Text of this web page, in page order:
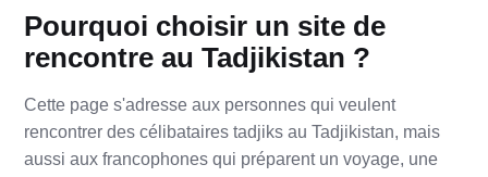
Pourquoi choisir un site de
rencontre au Tadjikistan ?
Cette page s'adresse aux personnes qui veulent
rencontrer des célibataires tadjiks au Tadjikistan, mais
aussi aux francophones qui préparent un voyage, une